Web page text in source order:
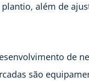
além de
de
são